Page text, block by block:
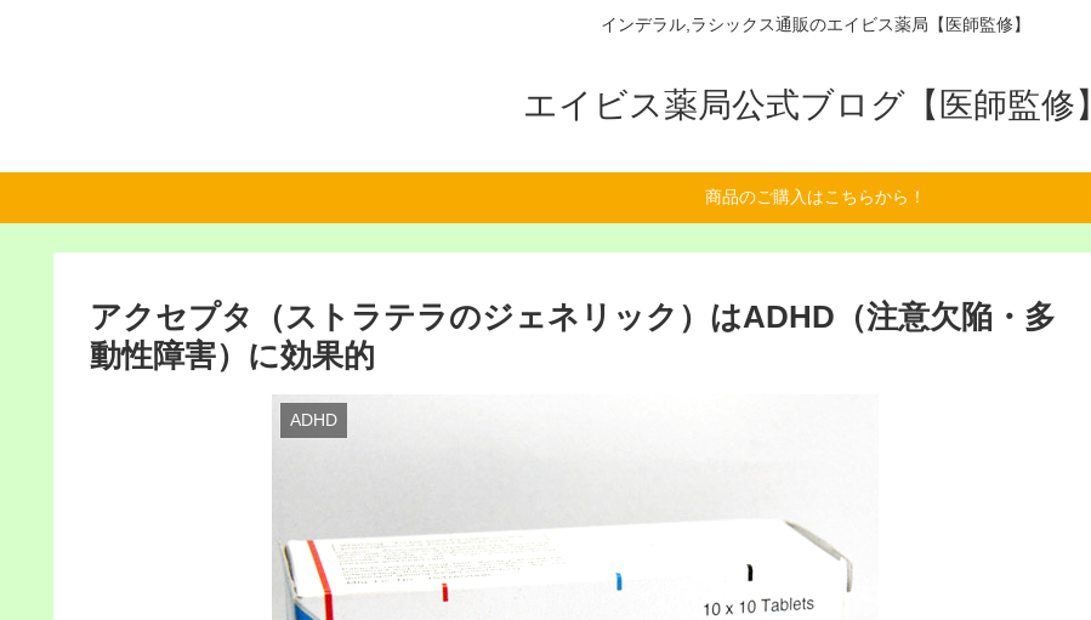
インデラル,ラシックス通販のエイビス薬局【医師監修】
エイビス薬局公式ブログ【医師監修】
商品のご購入はこちらから！
アクセプタ（ストラテラのジェネリック）はADHD（注意欠陥・多
動性障害）に効果的
ADHD